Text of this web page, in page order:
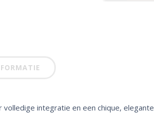
integratie en een chique, elegante